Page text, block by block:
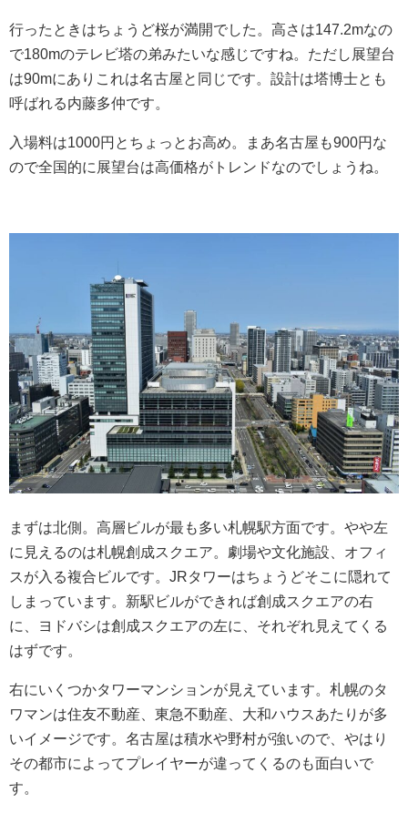
行ったときはちょうど桜が満開でした。高さは147.2mなの
で180mのテレビ塔の弟みたいな感じですね。ただし展望台
は90mにありこれは名古屋と同じです。設計は塔博士とも
呼ばれる内藤多仲です。
入場料は1000円とちょっとお高め。まあ名古屋も900円な
ので全国的に展望台は高価格がトレンドなのでしょうね。
まずは北側。高層ビルが最も多い札幌駅方面です。やや左
に見えるのは札幌創成スクエア。劇場や文化施設、オフィ
スが入る複合ビルです。JRタワーはちょうどそこに隠れて
しまっています。新駅ビルができれば創成スクエアの右
に、ヨドバシは創成スクエアの左に、それぞれ見えてくる
はずです。
右にいくつかタワーマンションが見えています。札幌のタ
ワマンは住友不動産、東急不動産、大和ハウスあたりが多
いイメージです。名古屋は積水や野村が強いので、やはり
その都市によってプレイヤーが違ってくるのも面白いで
す。